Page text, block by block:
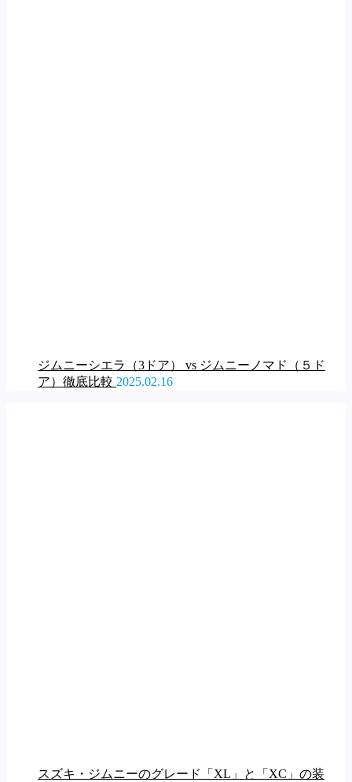
ジムニーシエラ（3ドア） vs ジムニーノマド（５ド
ア）徹底比較 2025.02.16
スズキ・ジムニーのグレード「XL」と「XC」の装